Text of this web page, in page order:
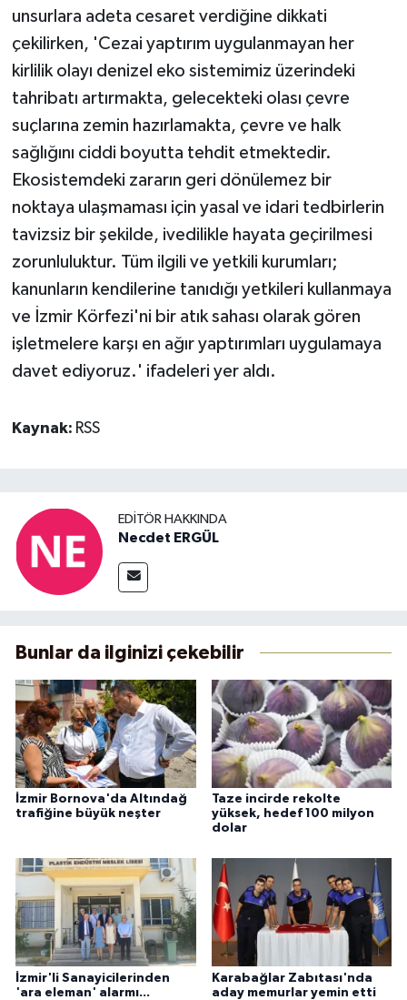
unsurlara adeta cesaret verdiğine dikkati
çekilirken, 'Cezai yaptırım uygulanmayan her
kirlilik olayı denizel eko sistemimiz üzerindeki
tahribatı artırmakta, gelecekteki olası çevre
suçlarına zemin hazırlamakta, çevre ve halk
sağlığını ciddi boyutta tehdit etmektedir.
Ekosistemdeki zararın geri dönülemez bir
noktaya ulaşmaması için yasal ve idari tedbirlerin
tavizsiz bir şekilde, ivedilikle hayata geçirilmesi
zorunluluktur. Tüm ilgili ve yetkili kurumları;
kanunların kendilerine tanıdığı yetkileri kullanmaya
ve İzmir Körfezi'ni bir atık sahası olarak gören
işletmelere karşı en ağır yaptırımları uygulamaya
davet ediyoruz.' ifadeleri yer aldı.
Kaynak: RSS
EDITÖR HAKKINDA
Necdet ERGÜL
Bunlar da ilginizi çekebilir
İzmir Bornova'da Altındağ
trafiğine büyük neşter
Taze incirde rekolte
yüksek, hedef 100 milyon
dolar
İzmir'li Sanayicilerinden
'ara eleman' alarmı...
Karabağlar Zabıtası'nda
aday memurlar yemin etti